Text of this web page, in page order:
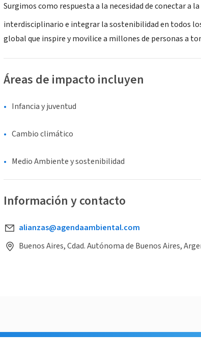
Surgimos como respuesta a la necesidad de conectar
interdisciplinario e integrar la sostenibilidad en todos
global que inspire y movilice a millones de personas a
Áreas de impacto incluyen
Infancia y juventud
Cambio climático
Medio Ambiente y sostenibilidad
Información y contacto
alianzas@agendaambiental.com
Buenos Aires, Cdad. Autónoma de Buenos Aires,